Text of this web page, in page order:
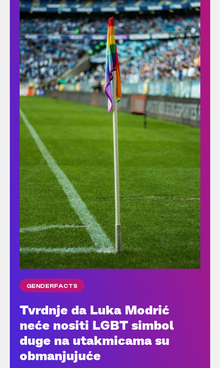
GENDERFACTS
Tvrdnje da Luka Modrić
neće nositi LGBT simbol
duge na utakmicama su
obmanjujuće